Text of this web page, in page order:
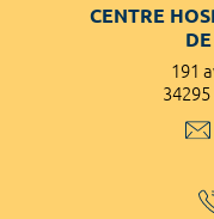
CENTRE
191